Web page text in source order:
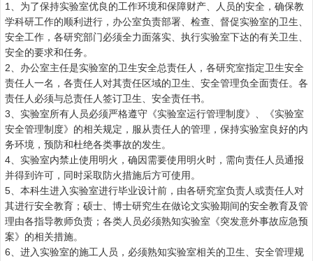
1、为了保持实验室优良的工作环境和保障财产、人员的安全，确保教
学科研工作的顺利进行，办公室负责部署、检查、督促实验室的卫生、
安全工作，各研究部门必须全力面落实、执行实验室下达的有关卫生、
安全的要求和任务。
2、办公室主任是实验室的卫生安全总责任人，各研究室指定卫生安全
责任人一名，各责任人对其责任区域的卫生、安全管理负全面责任。各
责任人必须与总责任人签订卫生、安全责任书。
3、实验室所有人员必须严格遵守《实验室运行管理制度》、《实验室
安全管理制度》的相关规定，服从责任人的管理，保持实验室良好的内
务环境，预防和杜绝各类事故的发生。
4、实验室内禁止使用明火，确因需要使用明火时，需向责任人员通报
并得到许可，同时采取防火措施后方可使用。
5、本科生进入实验室进行毕业设计前，由各研究室负责人或责任人对
其进行安全教育；硕士、博士研究生在做论文实验期间的安全教育及管
理由各指导教师负责；各类人员必须熟知实验室《突发意外事故应急预
案》的相关措施。
6、进入实验室的施工人员，必须熟知实验室相关的卫生、安全管理规